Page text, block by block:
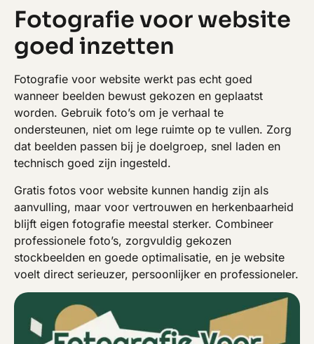
Fotografie voor website
goed inzetten
Fotografie voor website werkt pas echt goed
wanneer beelden bewust gekozen en geplaatst
worden. Gebruik foto’s om je verhaal te
ondersteunen, niet om lege ruimte op te vullen. Zorg
dat beelden passen bij je doelgroep, snel laden en
technisch goed zijn ingesteld.
Gratis fotos voor website kunnen handig zijn als
aanvulling, maar voor vertrouwen en herkenbaarheid
blijft eigen fotografie meestal sterker. Combineer
professionele foto’s, zorgvuldig gekozen
stockbeelden en goede optimalisatie, en je website
voelt direct serieuzer, persoonlijker en professioneler.